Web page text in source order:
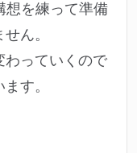
想を練って準備
ん。
わっていくので
す。